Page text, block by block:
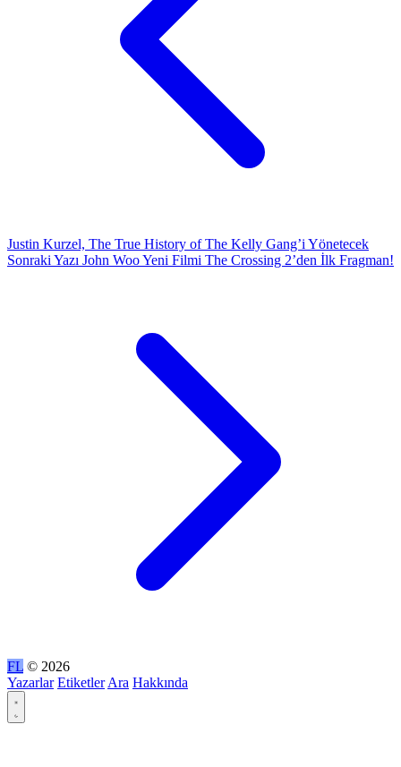
Justin Kurzel, The True History of The Kelly Gang’i Yönetecek
Sonraki Yazı John Woo Yeni Filmi The Crossing 2’den İlk Fragman!
FL © 2026
Yazarlar Etiketler Ara Hakkında